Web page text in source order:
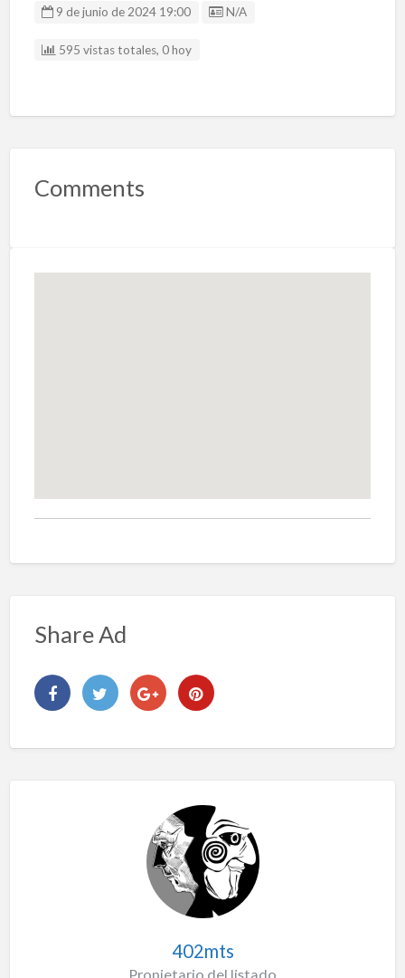
9 de junio de 2024 19:00 Listing ID
N/A
595 vistas totales, 0 hoy
Comments
Share Ad
402mts
Propietario del listado